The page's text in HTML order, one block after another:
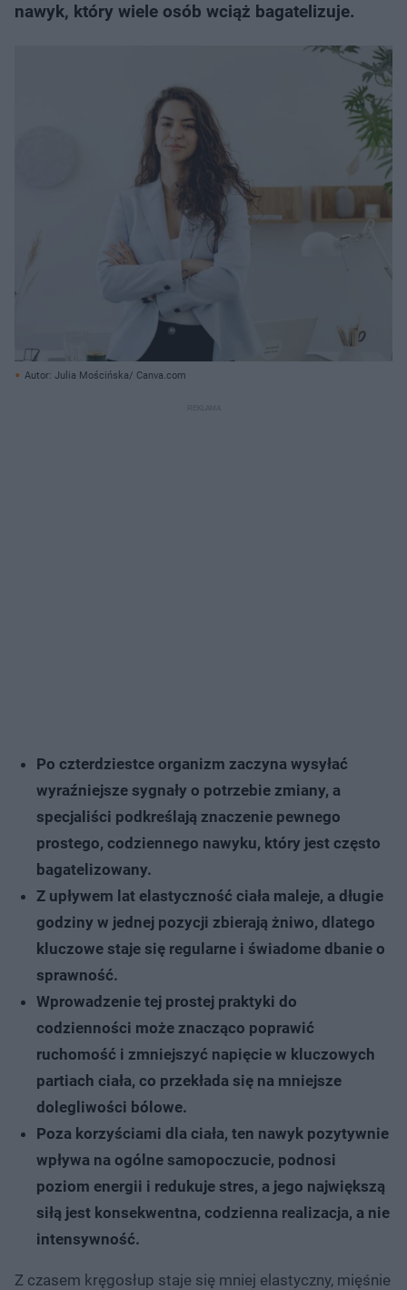
nawyk, który wiele osób wciąż bagatelizuje.
Autor: Julia Mościńska/ Canva.com
Po czterdziestce organizm zaczyna wysyłać
wyraźniejsze sygnały o potrzebie zmiany, a
specjaliści podkreślają znaczenie pewnego
prostego, codziennego nawyku, który jest często
bagatelizowany.
Z upływem lat elastyczność ciała maleje, a długie
godziny w jednej pozycji zbierają żniwo, dlatego
kluczowe staje się regularne i świadome dbanie o
sprawność.
Wprowadzenie tej prostej praktyki do
codzienności może znacząco poprawić
ruchomość i zmniejszyć napięcie w kluczowych
partiach ciała, co przekłada się na mniejsze
dolegliwości bólowe.
Poza korzyściami dla ciała, ten nawyk pozytywnie
wpływa na ogólne samopoczucie, podnosi
poziom energii i redukuje stres, a jego największą
siłą jest konsekwentna, codzienna realizacja, a nie
intensywność.
Z czasem kręgosłup staje się mniej elastyczny, mięśnie